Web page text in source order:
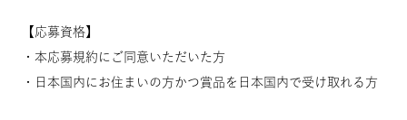
【応募資格】
・本応募規約にご同意いただいた方
・日本国内にお住まいの方かつ賞品を日本国内で受け取れる方